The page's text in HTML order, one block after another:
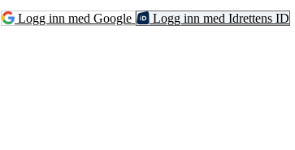
Logg inn med Google Logg inn med Idrettens ID